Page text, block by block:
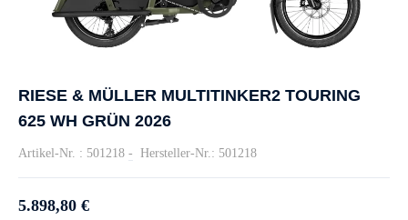
RIESE & MÜLLER MULTITINKER2 TOURING
625 WH GRÜN 2026
Artikel-Nr. : 501218 - Hersteller-Nr.: 501218
5.898,80 €